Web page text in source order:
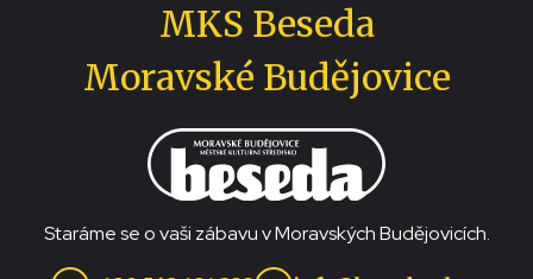
MKS Beseda
Moravské Budějovice
Staráme se o vaši zábavu v Moravských Budějovicích.